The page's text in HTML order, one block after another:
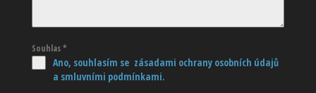
Souhlas*
Ano, souhlasím se zásadami ochrany osobních údajů
a smluvními podmínkami.